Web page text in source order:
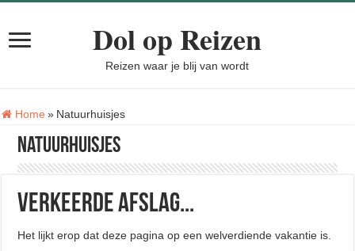
Dol op Reizen
Reizen waar je blij van wordt
Home » Tag:
Natuurhuisjes
Natuurhuisjes
Verkeerde afslag...
Het lijkt erop dat deze pagina op een welverdiende vakantie is.